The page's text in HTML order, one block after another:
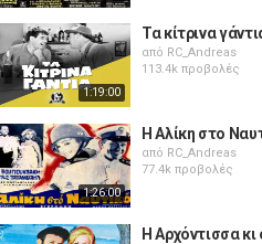
1:19:00
Τα κίτρινα
από RC_Andreas
113.4k προβολές
1:26:00
Η Αλίκη στο
από RC_Andreas
77.4k προβολές
Η Αρχόντισσα